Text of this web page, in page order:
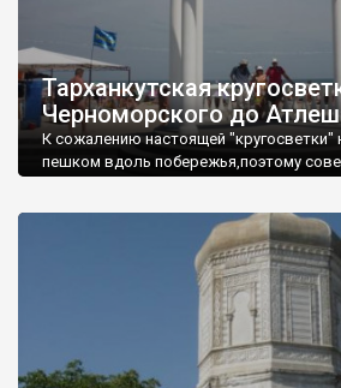
Тарханкутская
Черноморского до
К сожалению настоящей "кругосветки"
пешком вдоль побережья,поэтому